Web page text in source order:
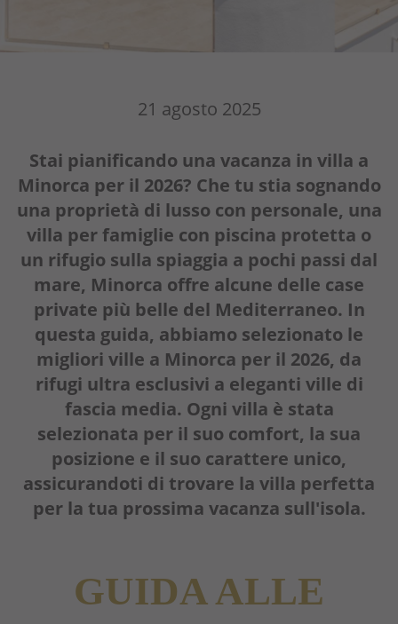
Offerte
Portale
21 agosto 2025
Stai pianificando una vacanza in villa a
Minorca per il 2026? Che tu stia sognando
una proprietà di lusso con personale, una
villa per famiglie con piscina protetta o
un rifugio sulla spiaggia a pochi passi dal
mare, Minorca offre alcune delle case
private più belle del Mediterraneo. In
questa guida, abbiamo selezionato le
migliori ville a Minorca per il 2026, da
rifugi ultra esclusivi a eleganti ville di
fascia media. Ogni villa è stata
selezionata per il suo comfort, la sua
posizione e il suo carattere unico,
assicurandoti di trovare la villa perfetta
per la tua prossima vacanza sull'isola.
GUIDA ALLE